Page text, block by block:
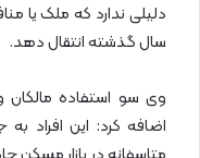
دلیلی ندارد که ملک یا
سال گذشته انتقال دهد.
وی سو استفاده مالکان
اضافه کرد: این افراد